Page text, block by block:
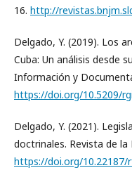
16. http://
Delgado, Y. (2019). Los
Cuba: Un análisis desde
Información y
https://doi.org/10.5209/
Delgado, Y. (2021).
doctrinales. Revista de
https://doi.org/10.22187/